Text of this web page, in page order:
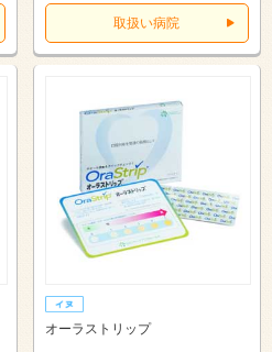
取扱い病院
オーラストリップ